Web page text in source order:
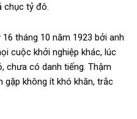
chục tỷ đô.
tháng 10 năm 1923 bởi anh
cuộc khởi nghiệp khác, lúc
chưa có danh tiếng. Thậm
không ít khó khăn, trắc